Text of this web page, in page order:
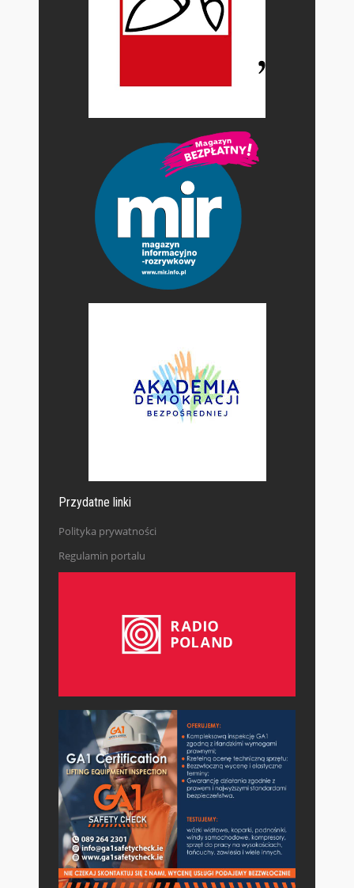
Przydatne linki
Polityka prywatności
Regulamin portalu